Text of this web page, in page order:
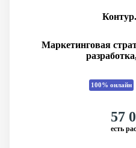
Маркетинговая
100% онлайн
57
есть